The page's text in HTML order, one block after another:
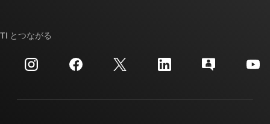
投資家向け情報
製造
クロスリファレンス検索
カスタマー・サポート・センター
ご注文に関する FAQ
TI とつながる